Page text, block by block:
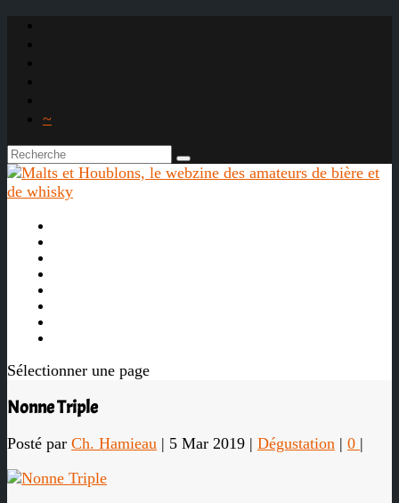
~
Sélectionner une page
Nonne Triple
Posté par Ch. Hamieau | 5 Mar 2019 | Dégustation | 0 |